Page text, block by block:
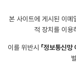
본 사이트에 게시된 이
적 장치를 이용
이를 위반시 「정보통신